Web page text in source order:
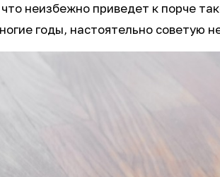
неизбежно приведет к порче
годы, настоятельно советую